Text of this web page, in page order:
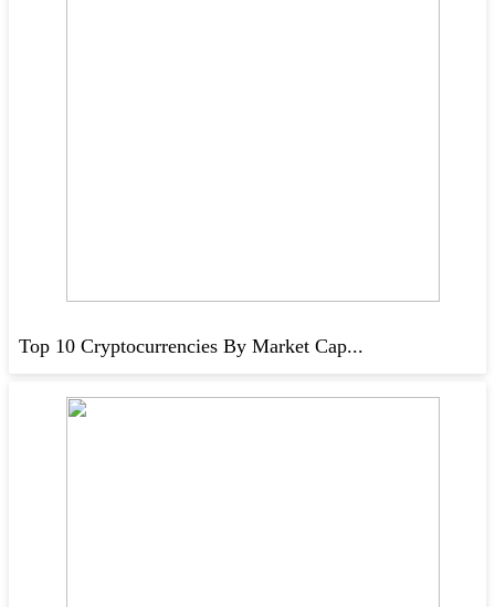
Top 10 Cryptocurrencies By Market Cap...